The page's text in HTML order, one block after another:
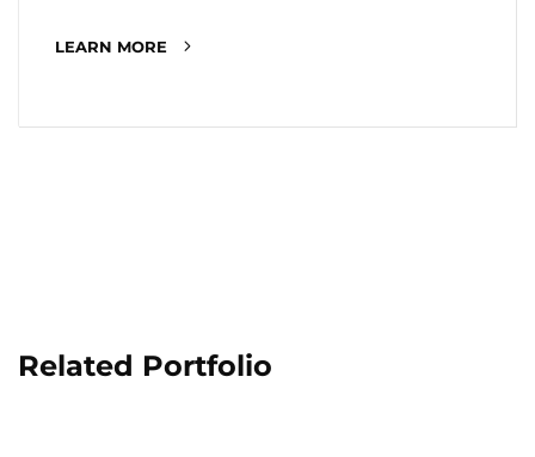
LEARN MORE
Related Portfolio